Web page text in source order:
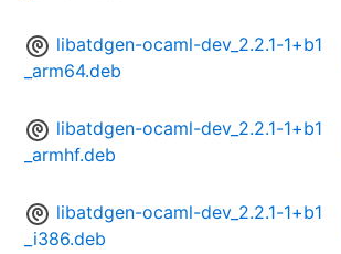
libatdgen-ocaml-dev_2.2.1-1+b1
_arm64.deb
libatdgen-ocaml-dev_2.2.1-1+b1
_armhf.deb
libatdgen-ocaml-dev_2.2.1-1+b1
_i386.deb